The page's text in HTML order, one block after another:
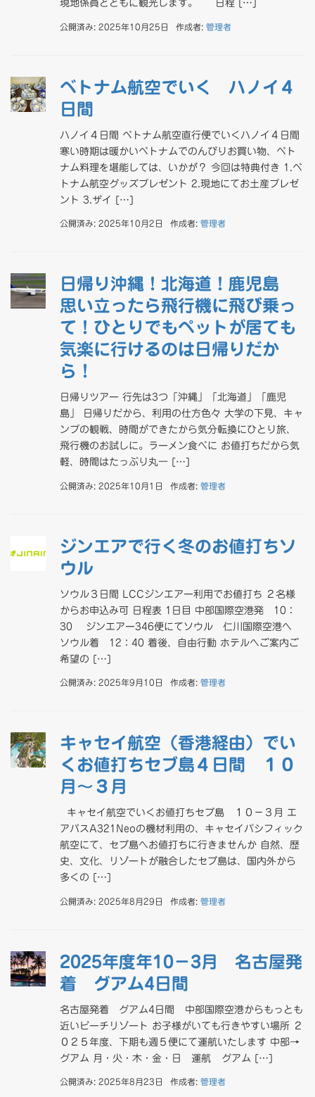
現地係員とともに観光します。 日程 […]
公開済み: 2025年10月25日 作成者: 管理者
ベトナム航空でいく ハノイ４
日間
ハノイ４日間 ベトナム航空直行便でいくハノイ４日間
寒い時期は暖かいベトナムでのんびりお買い物、ベト
ナム料理を堪能しては、いかが？ 今回は特典付き 1.ベ
トナム航空グッズプレゼント 2.現地にてお土産プレゼ
ント 3.ザイ […]
公開済み: 2025年10月2日 作成者: 管理者
日帰り沖縄！北海道！鹿児島
思い立ったら飛行機に飛び乗っ
て！ひとりでもペットが居ても
気楽に行けるのは日帰りだか
ら！
日帰りツアー 行先は3つ「沖縄」「北海道」「鹿児
島」 日帰りだから、利用の仕方色々 大学の下見、キャ
ンプの観戦、時間ができたから気分転換にひとり旅、
飛行機のお試しに。ラーメン食べに お値打ちだから気
軽、時間はたっぶり丸一 […]
公開済み: 2025年10月1日 作成者: 管理者
ジンエアで行く冬のお値打ちソ
ウル
ソウル３日間 LCCジンエアー利用でお値打ち ２名様
からお申込み可 日程表 1日目 中部国際空港発 10：
30 ジンエアー346便にてソウル 仁川国際空港へ
ソウル着 12：40 着後、自由行動 ホテルへご案内ご
希望の […]
公開済み: 2025年9月10日 作成者: 管理者
キャセイ航空（香港経由）でい
くお値打ちセブ島４日間 １０
月～３月
キャセイ航空でいくお値打ちセブ島 １０－３月 エ
アバスA321Neoの機材利用の、キャセイパシフィック
航空にて、セブ島へお値打ちに行きませんか 自然、歴
史、文化、リゾートが融合したセブ島は、国内外から
多くの […]
公開済み: 2025年8月29日 作成者: 管理者
2025年度年10－3月 名古屋発
着 グアム4日間
名古屋発着 グアム4日間 中部国際空港からもっとも
近いビーチリゾート お子様がいても行きやすい場所 ２
０２５年度、下期も週５便にて運航いたします 中部→
グアム 月・火・木・金・日 運航 グアム […]
公開済み: 2025年8月23日 作成者: 管理者